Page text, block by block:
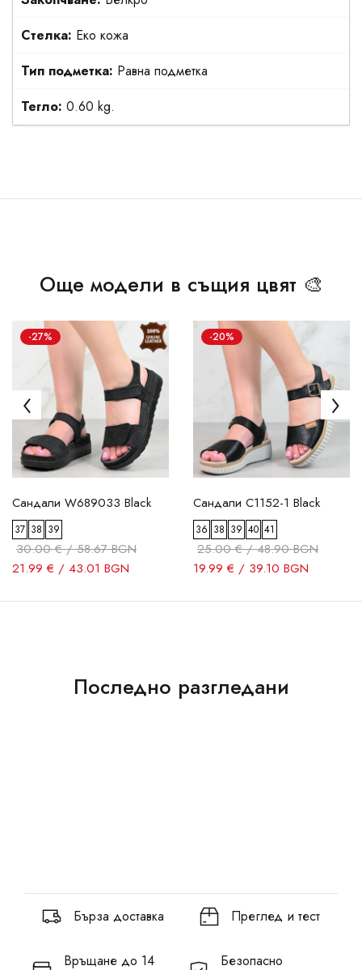
Стелка: Еко кожа
Тип подметка: Равна подметка
Тегло: 0.60 kg.
Още модели в същия цвят 🎨
-27%
Сандали W689033 Black
37 38 39
30.00 € / 58.67 BGN
21.99 € / 43.01 BGN
-20%
Сандали C1152-1 Black
36 38 39 40 41
25.00 € / 48.90 BGN
19.99 € / 39.10 BGN
Последно разгледани
Бърза доставка Преглед и тест
Връщане до 14
Безопасно